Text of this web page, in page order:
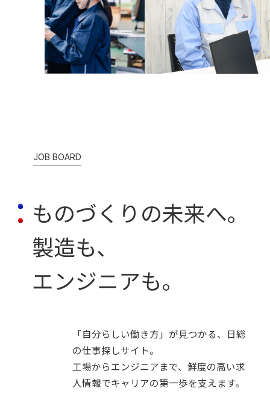
JOB BOARD
ものづくりの未来へ。
製造も、
エンジニアも。
「自分らしい働き方」が見つかる、日総
の仕事探しサイト。
工場からエンジニアまで、鮮度の高い求
人情報でキャリアの第一歩を支えます。